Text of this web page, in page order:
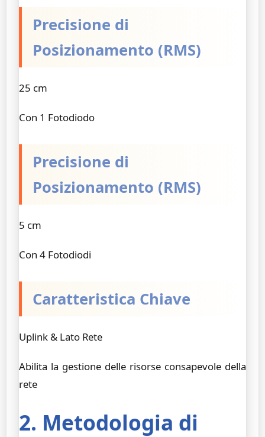
Precisione di
Posizionamento (RMS)
25 cm
Con 1 Fotodiodo
Precisione di
Posizionamento (RMS)
5 cm
Con 4 Fotodiodi
Caratteristica Chiave
Uplink & Lato Rete
Abilita la gestione delle risorse consapevole della
rete
2. Metodologia di